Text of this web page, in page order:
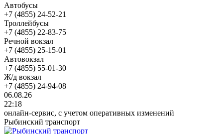
Автобусы
+7 (4855) 24-52-21
Троллейбусы
+7 (4855) 22-83-75
Речной вокзал
+7 (4855) 25-15-01
Автовокзал
+7 (4855) 55-01-30
Ж/д вокзал
+7 (4855) 24-94-08
06.08.26
22:18
онлайн-сервис, с учетом оперативных изменений
Рыбинский транспорт